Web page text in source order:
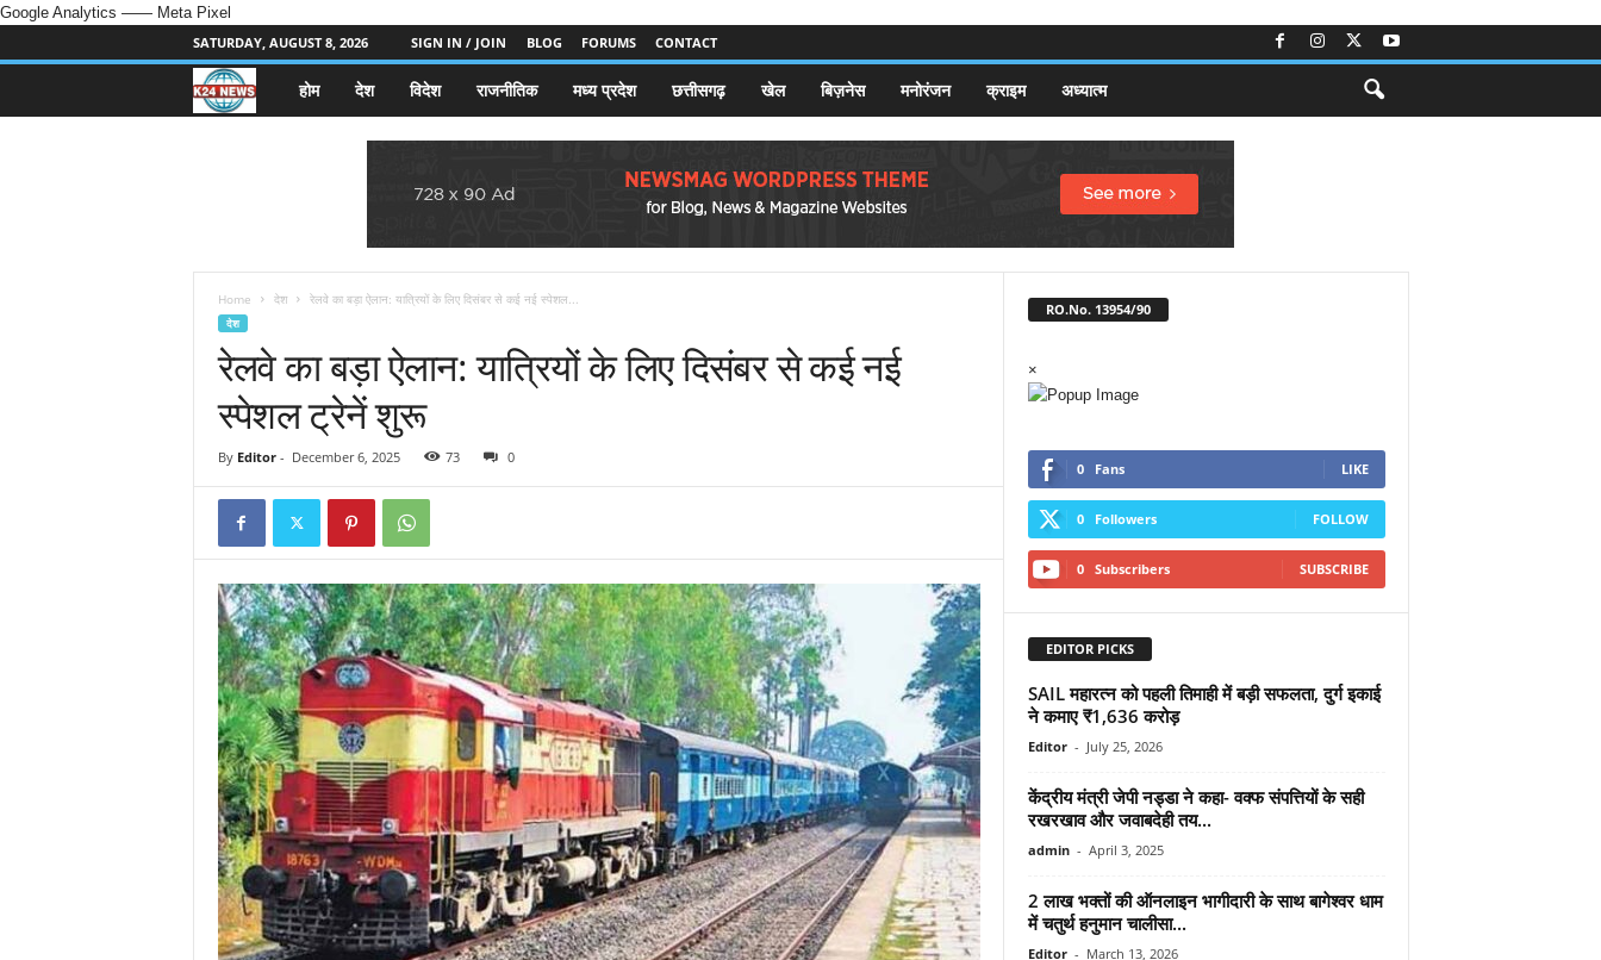
Google Analytics —— Meta Pixel
SATURDAY, AUGUST 8, 2026
SIGN IN / JOIN BLOG FORUMS CONTACT
e
s
.
n
होम देश विदेश राजनीतिक मध्य प्रदेश छत्तीसगढ़ खेल बिज़नेस मनोरंजन क्राइम अध्यात्म
Home देश रेलवे का बड़ा ऐलान: यात्रियों के लिए दिसंबर से कई नई स्पेशल...
देश
रेलवे का बड़ा ऐलान: यात्रियों के लिए दिसंबर से कई नई
स्पेशल ट्रेनें शुरू
By Editor- December 6, 2025 73 0
RO.No. 13954/90
×
0 Fans LIKE
0 Followers FOLLOW
0 Subscribers SUBSCRIBE
EDITOR PICKS
SAIL महारत्न को पहली तिमाही में बड़ी सफलता, दुर्ग इकाई
ने कमाए ₹1,636 करोड़
Editor - July 25, 2026
केंद्रीय मंत्री जेपी नड्डा ने कहा- वक्फ संपत्तियों के सही
रखरखाव और जवाबदेही तय...
admin - April 3, 2025
2 लाख भक्तों की ऑनलाइन भागीदारी के साथ बागेश्वर धाम
में चतुर्थ हनुमान चालीसा...
Editor - March 13, 2026